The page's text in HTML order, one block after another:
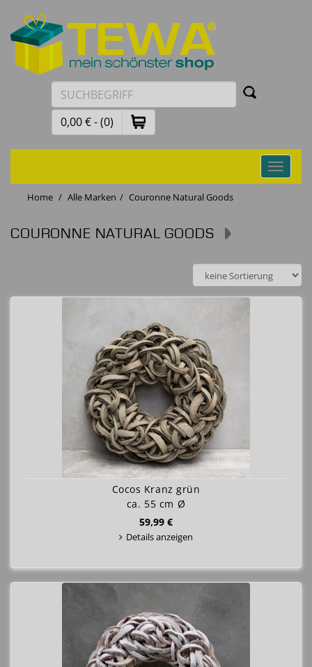
0,00 € - (0)
Toggle
Home
Alle Marken Couronne Natural Goods
COURONNE NATURAL GOODS
Cocos Kranz grün
ca. 55 cm Ø
59,99 €
Details anzeigen